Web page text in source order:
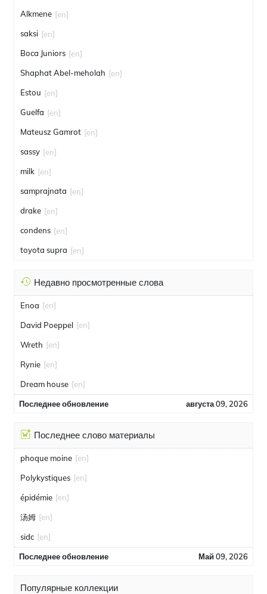
Alkmene [en]
saksi [en]
Boca Juniors [en]
Shaphat Abel-meholah [en]
Estou [en]
Guelfa [en]
Mateusz Gamrot [en]
sassy [en]
milk [en]
samprajnata [en]
drake [en]
condens [en]
toyota supra [en]
Недавно просмотренные слова
Enoa [en]
David Poeppel [en]
Wreth [en]
Rynie [en]
Dream house [en]
Последнее обновление августа 09, 2026
Последнее слово материалы
phoque moine [en]
Polykystiques [en]
épidémie [en]
汤姆 [en]
sidc [en]
Последнее обновление Май 09, 2026
Популярные коллекции